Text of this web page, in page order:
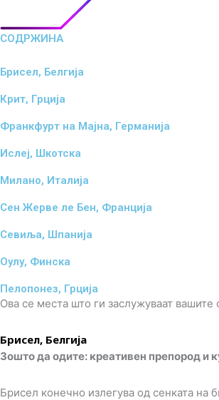
СОДРЖИНА
Брисел, Белгија
Крит, Грција
Франкфурт на Мајна, Германија
Ислеј, Шкотска
Милано, Италија
Сен Жерве ле Бен, Франција
Севиља, Шпанија
Оулу, Финска
Пелопонез, Грција
Ова се места што ги заслужуваат
Брисел, Белгија
Зошто да одите: креативен препород и
Брисел конечно излегува од сенката на